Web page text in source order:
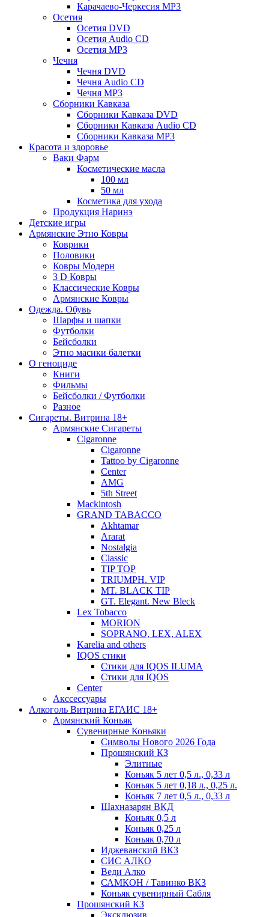
Карачаево-Черкесия MP3
Осетия
Осетия DVD
Осетия Audio CD
Осетия MP3
Чечня
Чечня DVD
Чечня Audio CD
Чечня MP3
Сборники Кавказа
Сборники Кавказа DVD
Сборники Кавказа Audio CD
Сборники Кавказа MP3
Красота и здоровье
Ваки Фарм
Косметические масла
100 мл
50 мл
Косметика для ухода
Продукция Наринэ
Детские игры
Армянские Этно Ковры
Коврики
Половики
Ковры Модерн
3 D Ковры
Классические Ковры
Армянские Ковры
Одежда. Обувь
Шарфы и шапки
Футболки
Бейсболки
Этно масики балетки
О геноциде
Книги
Фильмы
Бейсболки / Футболки
Разное
Сигареты. Витрина 18+
Армянские Сигареты
Cigaronne
Cigaronne
Tattoo by Cigaronne
Center
AMG
5th Street
Mackintosh
GRAND TABACCO
Akhtamar
Ararat
Nostalgia
Classic
TIP TOP
TRIUMPH. VIP
MT. BLACK TIP
GT. Elegant. New Bleck
Lex Tobacco
MORION
SOPRANO, LEX, ALEX
Karelia and others
IQOS стики
Стики для IQOS ILUMA
Стики для IQOS
Сenter
Акссессуары
Алкоголь Витрина ЕГАИС 18+
Армянский Коньяк
Сувенирные Коньяки
Символы Нового 2026 Года
Прошянский КЗ
Элитные
Коньяк 5 лет 0,5 л., 0,33 л
Коньяк 5 лет 0,18 л., 0,25 л.
Коньяк 7 лет 0,5 л., 0,33 л
Шахназарян ВКД
Коньяк 0,5 л
Коньяк 0,25 л
Коньяк 0,70 л
Иджеванский ВКЗ
СИС АЛКО
Веди Алко
САМКОН / Тавинко ВКЗ
Коньяк сувенирный Сабля
Прошянский КЗ
Эксклюзив